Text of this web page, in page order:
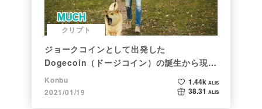
クリプト
ジョークコインとして出発した
Dogecoin（ドージコイン）の誕生から現在
まで。注目される非証券性🐶
Konbu
2021/01/19
1.44k ALIS
38.31 ALIS